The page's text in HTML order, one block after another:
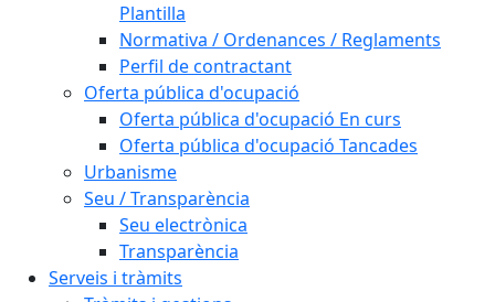
Plantilla
Normativa / Ordenances / Reglaments
Perfil de contractant
Oferta pública d'ocupació
Oferta pública d'ocupació En curs
Oferta pública d'ocupació Tancades
Urbanisme
Seu / Transparència
Seu electrònica
Transparència
Serveis i tràmits